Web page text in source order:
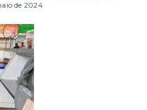
de 2024